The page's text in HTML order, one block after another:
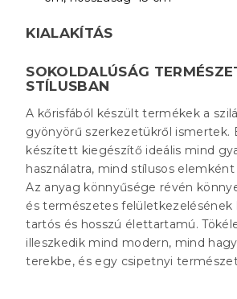
KIALAKÍTÁS
SOKOLDALÚSÁG
STÍLUSBAN
A kőrisfából készült termékek a
gyönyörű szerkezetükről ismertek.
készített kiegészítő ideális mind
használatra, mind stílusos
Az anyag könnyűsége révén
és természetes felületkezelésének
tartós és hosszú élettartamú.
illeszkedik mind modern, mind
terekbe, és egy csipetnyi